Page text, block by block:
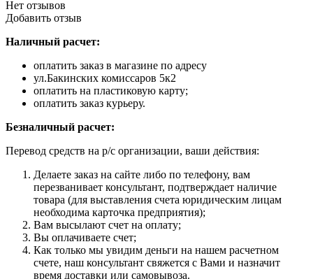
Нет отзывов
Добавить отзыв
Наличный расчет:
оплатить заказ в магазине по адресу
ул.Бакинских комиссаров 5к2
оплатить на пластиковую карту;
оплатить заказ курьеру.
Безналичный расчет:
Перевод средств на р/с организации, ваши действия:
Делаете заказ на сайте либо по телефону, вам
перезванивает консультант, подтверждает наличие
товара (для выставления счета юридическим лицам
необходима карточка предприятия);
Вам высылают счет на оплату;
Вы оплачиваете счет;
Как только мы увидим деньги на нашем расчетном
счете, наш консультант свяжется с Вами и назначит
время доставки или самовывоза.